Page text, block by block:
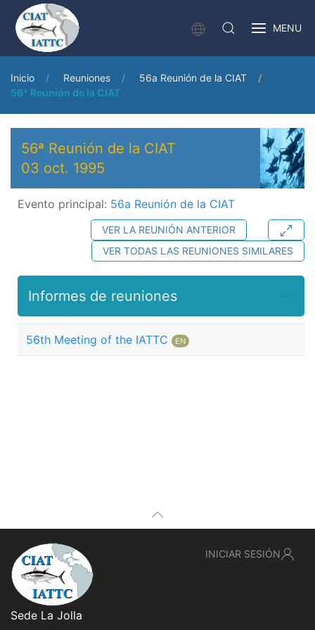
MENU
Inicio Reuniones
56a Reunión de la CIAT
56ª Reunión de la CIAT
56ª Reunión de la CIAT
03 oct. 1995
Evento principal: 56a Reunión de la CIAT
VER LA REUNIÓN ANTERIOR
VER TODAS LAS REUNIONES SIMILARES
Informes de reuniones
56th Meeting of the IATTC EN
Sede La Jolla
INICIAR SESIÓN